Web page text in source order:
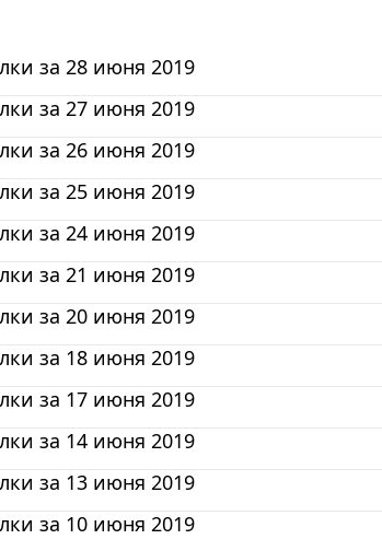
за 28 июня 2019
за 27 июня 2019
за 26 июня 2019
за 25 июня 2019
за 24 июня 2019
за 21 июня 2019
за 20 июня 2019
за 18 июня 2019
за 17 июня 2019
за 14 июня 2019
за 13 июня 2019
за 10 июня 2019